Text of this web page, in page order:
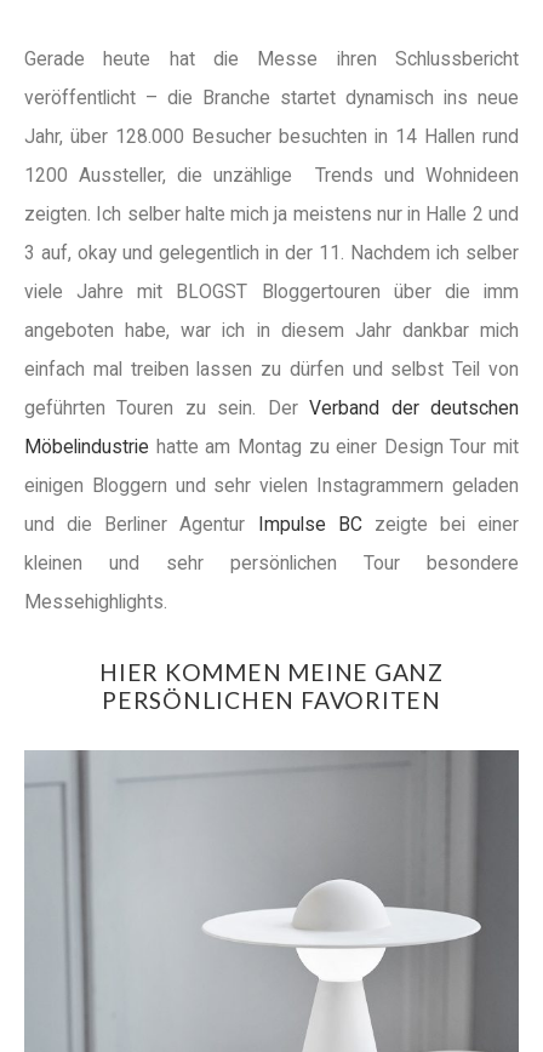
Gerade heute hat die Messe ihren Schlussbericht
veröffentlicht – die Branche startet dynamisch ins neue
Jahr, über 128.000 Besucher besuchten in 14 Hallen rund
1200 Aussteller, die unzählige Trends und Wohnideen
zeigten. Ich selber halte mich ja meistens nur in Halle 2 und
3 auf, okay und gelegentlich in der 11. Nachdem ich selber
viele Jahre mit BLOGST Bloggertouren über die imm
angeboten habe, war ich in diesem Jahr dankbar mich
einfach mal treiben lassen zu dürfen und selbst Teil von
geführten Touren zu sein. DerVerband der deutschen
Möbelindustrie hatte am Montag zu einer Design Tour mit
einigen Bloggern und sehr vielen Instagrammern geladen
und die Berliner Agentur Impulse BCzeigte bei einer
kleinen und sehr persönlichen Tour besondere
Messehighlights.
HIER KOMMEN MEINE GANZ
PERSÖNLICHEN FAVORITEN